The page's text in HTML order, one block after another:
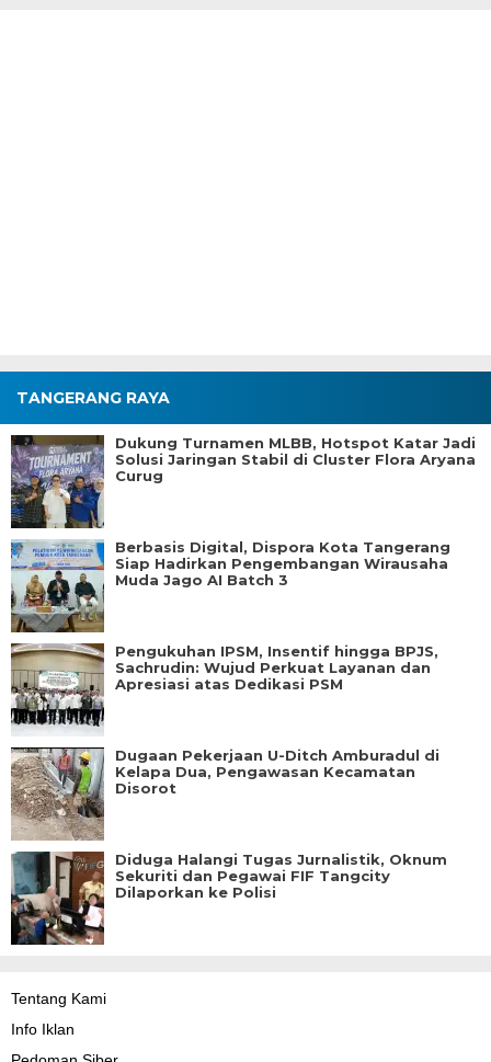
TANGERANG RAYA
Dukung Turnamen MLBB, Hotspot Katar Jadi
Solusi Jaringan Stabil di Cluster Flora Aryana
Curug
Berbasis Digital, Dispora Kota Tangerang
Siap Hadirkan Pengembangan Wirausaha
Muda Jago AI Batch 3
Pengukuhan IPSM, Insentif hingga BPJS,
Sachrudin: Wujud Perkuat Layanan dan
Apresiasi atas Dedikasi PSM
Dugaan Pekerjaan U-Ditch Amburadul di
Kelapa Dua, Pengawasan Kecamatan
Disorot
Diduga Halangi Tugas Jurnalistik, Oknum
Sekuriti dan Pegawai FIF Tangcity
Dilaporkan ke Polisi
Tentang Kami
Info Iklan